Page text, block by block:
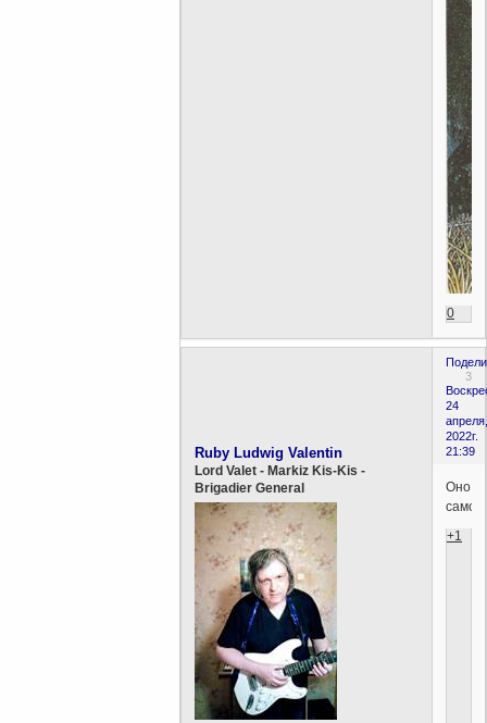
0
3
24
апреля,
2022г.
21:39
Ruby Ludwig Valentin
Lord Valet - Markiz Kis-Kis -
Brigadier General
Оно
самое!
+1